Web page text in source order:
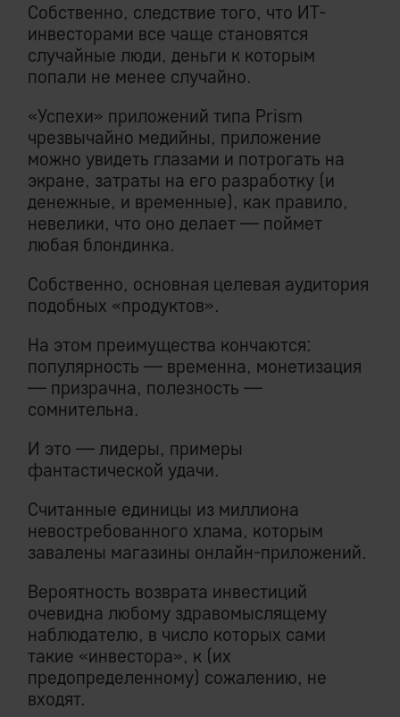
Собственно, следствие того, что ИТ-
инвесторами все чаще становятся
случайные люди, деньги к которым
попали не менее случайно.
«Успехи» приложений типа Prism
чрезвычайно медийны, приложение
можно увидеть глазами и потрогать на
экране, затраты на его разработку (и
денежные, и временные), как правило,
невелики, что оно делает — поймет
любая блондинка.
Собственно, основная целевая аудитория
подобных «продуктов».
На этом преимущества кончаются:
популярность — временна, монетизация
— призрачна, полезность —
сомнительна.
И это — лидеры, примеры
фантастической удачи.
Считанные единицы из миллиона
невостребованного хлама, которым
завалены магазины онлайн-приложений.
Вероятность возврата инвестиций
очевидна любому здравомыслящему
наблюдателю, в число которых сами
такие «инвестора», к (их
предопределенному) сожалению, не
входят.